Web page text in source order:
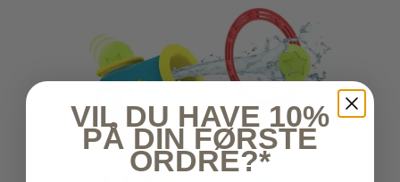
VIL DU HAVE 10%
PÅ DIN FØRSTE
ORDRE?*